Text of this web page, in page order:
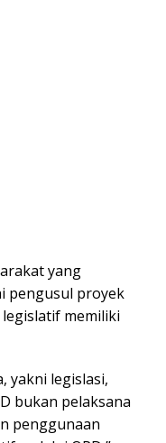
yang
pengusul proyek
memiliki
yakni legislasi,
bukan pelaksana
penggunaan